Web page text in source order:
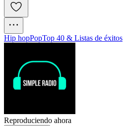
Hip hopPopTop 40 & Listas de éxitos
Reproduciendo ahora